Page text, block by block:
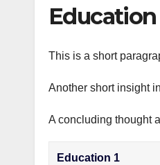
This is a short
Another short insight
A concluding thought
Education 1